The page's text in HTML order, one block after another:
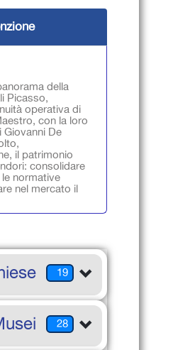
della
Picasso,
operativa di
con la loro
De
il patrimonio
consolidare
normative
nel mercato il
19
28